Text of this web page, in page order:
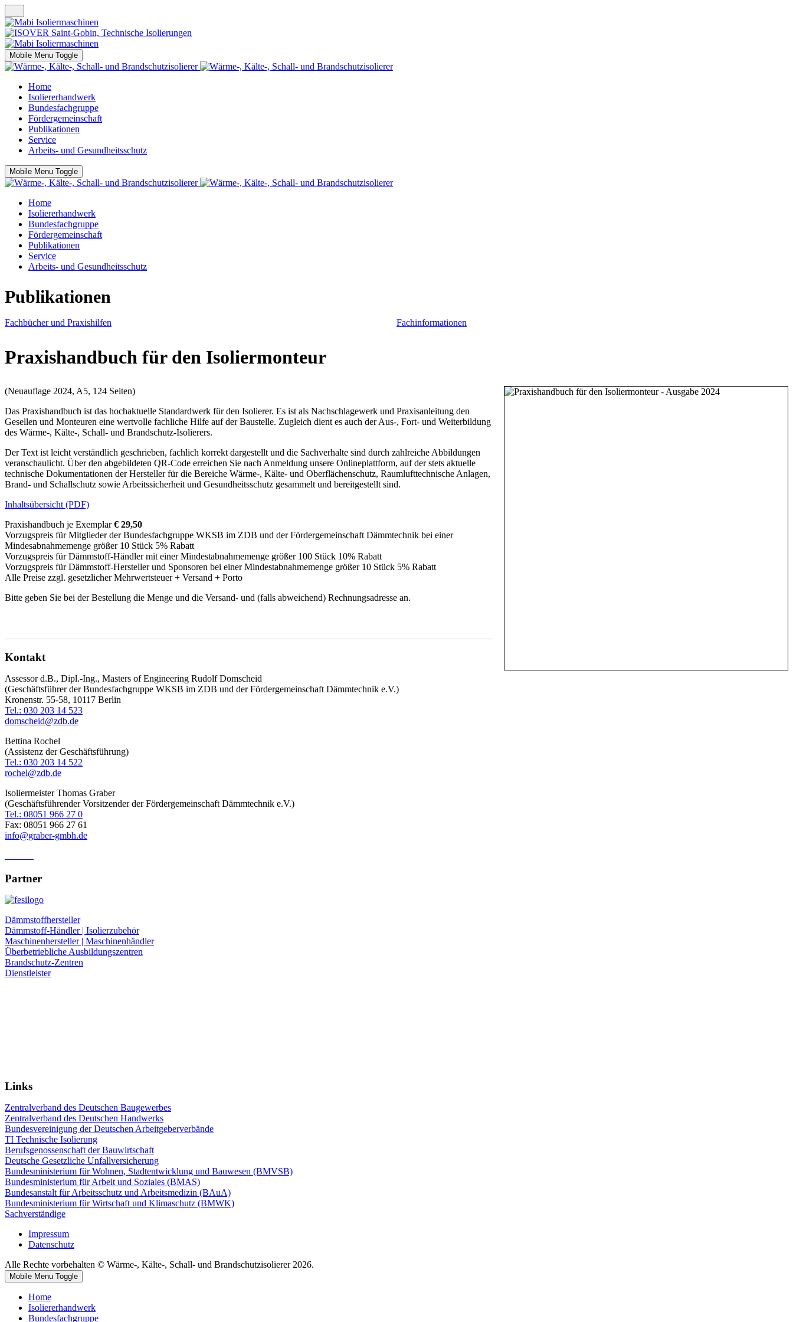
Mobile Menu Toggle
Home
Isoliererhandwerk
Bundesfachgruppe
Fördergemeinschaft
Publikationen
Service
Arbeits- und Gesundheitsschutz
Mobile Menu Toggle
Home
Isoliererhandwerk
Bundesfachgruppe
Fördergemeinschaft
Publikationen
Service
Arbeits- und Gesundheitsschutz
Publikationen
Fachbücher und Praxishilfen Fachinformationen
Praxishandbuch für den Isoliermonteur
(Neuauflage 2024, A5, 124 Seiten)
Das Praxishandbuch ist das hochaktuelle Standardwerk für den Isolierer. Es ist als Nachschlagewerk und Praxisanleitung den
Gesellen und Monteuren eine wertvolle fachliche Hilfe auf der Baustelle. Zugleich dient es auch der Aus-, Fort- und Weiterbildung
des Wärme-, Kälte-, Schall- und Brandschutz-Isolierers.
Der Text ist leicht verständlich geschrieben, fachlich korrekt dargestellt und die Sachverhalte sind durch zahlreiche Abbildungen
veranschaulicht. Über den abgebildeten QR-Code erreichen Sie nach Anmeldung unsere Onlineplattform, auf der stets aktuelle
technische Dokumentationen der Hersteller für die Bereiche Wärme-, Kälte- und Oberflächenschutz, Raumlufttechnische Anlagen,
Brand- und Schallschutz sowie Arbeitssicherheit und Gesundheitsschutz gesammelt und bereitgestellt sind.
Inhaltsübersicht (PDF)
Praxishandbuch je Exemplar€ 29,50
Vorzugspreis für Mitglieder der Bundesfachgruppe WKSB im ZDB und der Fördergemeinschaft Dämmtechnik bei einer
Mindesabnahmemenge größer 10 Stück 5% Rabatt
Vorzugspreis für Dämmstoff-Händler mit einer Mindestabnahmemenge größer 100 Stück 10% Rabatt
Vorzugspreis für Dämmstoff-Hersteller und Sponsoren bei einer Mindestabnahmemenge größer 10 Stück 5% Rabatt
Alle Preise zzgl. gesetzlicher Mehrwertsteuer + Versand + Porto
Bitte geben Sie bei der Bestellung die Menge und die Versand- und (falls abweichend) Rechnungsadresse an.
Kontakt
Assessor d.B., Dipl.-Ing., Masters of Engineering Rudolf Domscheid
(Geschäftsführer der Bundesfachgruppe WKSB im ZDB und der Fördergemeinschaft Dämmtechnik e.V.)
Kronenstr. 55-58, 10117 Berlin
Tel.: 030 203 14 523
domscheid@zdb.de
Bettina Rochel
(Assistenz der Geschäftsführung)
Tel.: 030 203 14 522
rochel@zdb.de
Isoliermeister Thomas Graber
(Geschäftsführender Vorsitzender der Fördergemeinschaft Dämmtechnik e.V.)
Tel.: 08051 966 27 0
Fax: 08051 966 27 61
info@graber-gmbh.de
Partner
Dämmstoffhersteller
Dämmstoff-Händler | Isolierzubehör
Maschinenhersteller | Maschinenhändler
Überbetriebliche Ausbildungszentren
Brandschutz-Zentren
Dienstleister
Links
Zentralverband des Deutschen Baugewerbes
Zentralverband des Deutschen Handwerks
Bundesvereinigung der Deutschen Arbeitgeberverbände
TI Technische Isolierung
Berufsgenossenschaft der Bauwirtschaft
Deutsche Gesetzliche Unfallversicherung
Bundesministerium für Wohnen, Stadtentwicklung und Bauwesen (BMVSB)
Bundesministerium für Arbeit und Soziales (BMAS)
Bundesanstalt für Arbeitsschutz und Arbeitsmedizin (BAuA)
Bundesministerium für Wirtschaft und Klimaschutz (BMWK)
Sachverständige
Impressum
Datenschutz
Alle Rechte vorbehalten © Wärme-, Kälte-, Schall- und Brandschutzisolierer 2026.
Mobile Menu Toggle
Home
Isoliererhandwerk
Bundesfachgruppe